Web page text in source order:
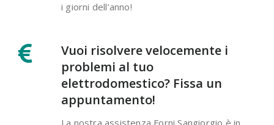
i giorni dell’anno!
Vuoi risolvere velocemente i
problemi al tuo
elettrodomestico? Fissa un
appuntamento!